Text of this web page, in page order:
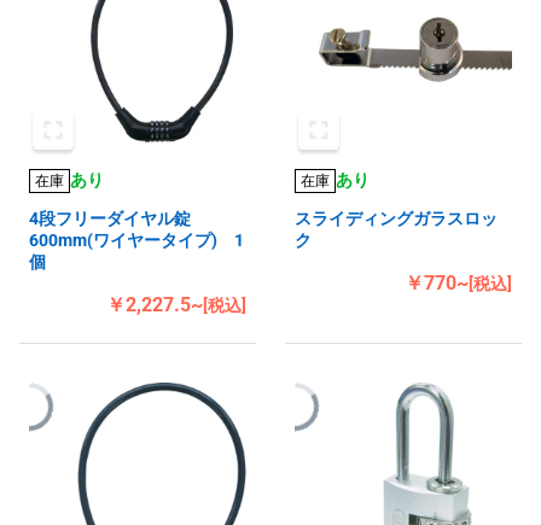
在庫 あり
4段フリーダイヤル錠
600mm(ワイヤータイプ) 1
個
￥2,227.5~[税込]
在庫 あり
スライディングガラスロッ
ク
￥770~[税込]